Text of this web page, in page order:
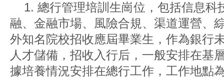
1. 總行管理培訓生崗位，包括信息科
融、金融市場、風險合規、渠道運營、
外知名院校招收應屆畢業生，作為銀行
人才儲備，招收入行后，一般安排在基
據培養情況安排在總行工作，工作地點